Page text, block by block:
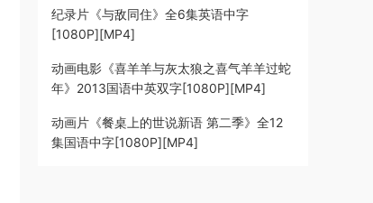
纪录片《与敌同住》全6集英语中字
[1080P][MP4]
动画电影《喜羊羊与灰太狼之喜气羊羊过蛇
年》2013国语中英双字[1080P][MP4]
动画片《餐桌上的世说新语 第二季》全12
集国语中字[1080P][MP4]